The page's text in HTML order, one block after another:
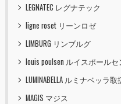
LEGNATEC レグナテック
ligne roset リーンロゼ
LIMBURG リンブルグ
louis poulsen ルイスポールセ
LUMINABELLA ルミナベッラ取
MAGIS マジス